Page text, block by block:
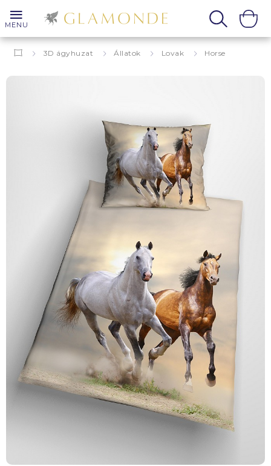
MENU
3D ágyhuzat Állatok Lovak Horse